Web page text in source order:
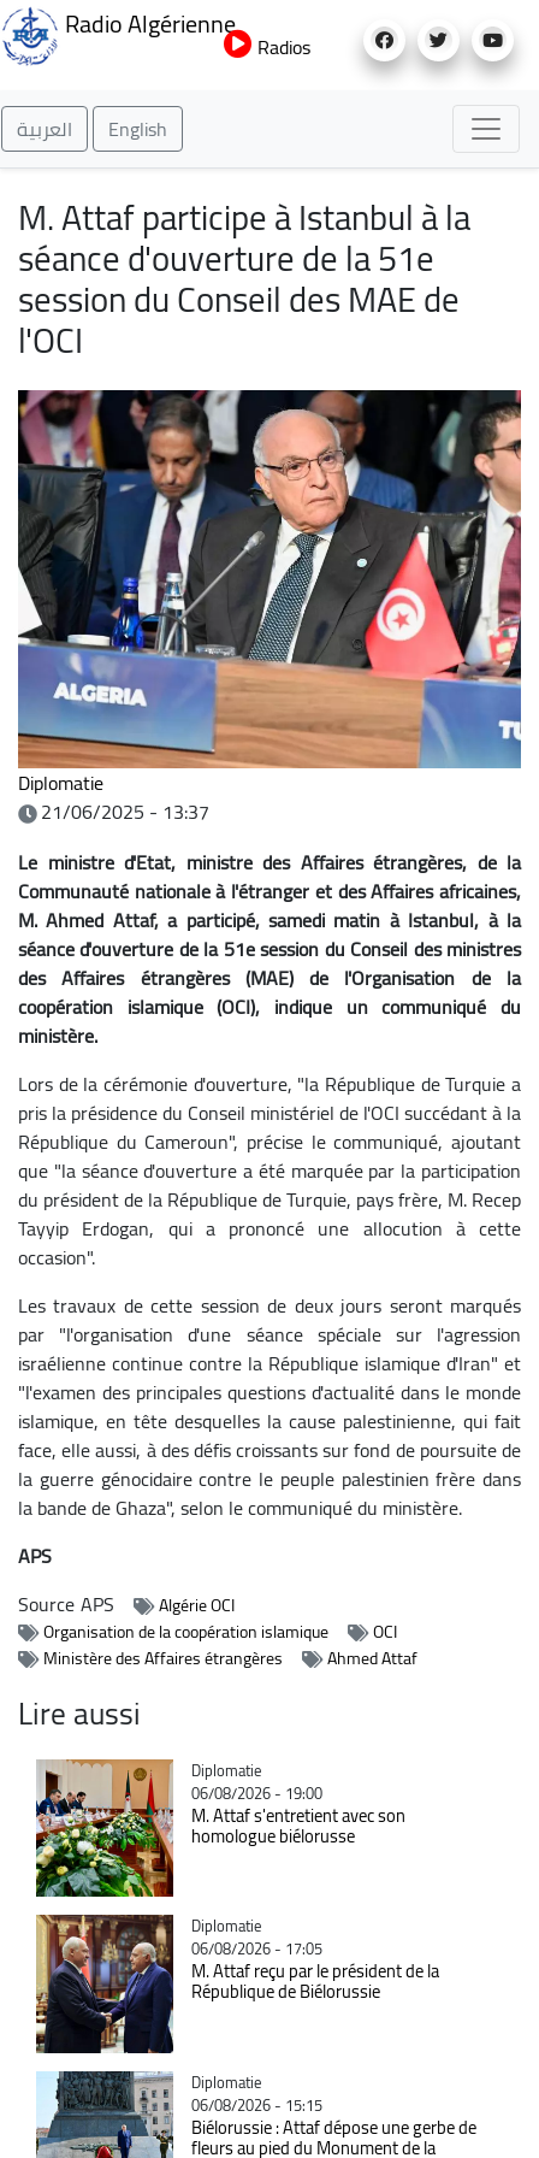
au
Radio Algérienne
Radios
العربية English
M. Attaf participe à Istanbul à la
séance d'ouverture de la 51e
session du Conseil des MAE de
l'OCI
Diplomatie
21/06/2025 - 13:37
Le ministre d'Etat, ministre des Affaires étrangères, de la
Communauté nationale à l'étranger et des Affaires africaines,
M. Ahmed Attaf, a participé, samedi matin à Istanbul, à la
séance d'ouverture de la 51e session du Conseil des ministres
des Affaires étrangères (MAE) de l'Organisation de la
coopération islamique (OCI), indique un communiqué du
ministère.
Lors de la cérémonie d'ouverture, "la République de Turquie a
pris la présidence du Conseil ministériel de l'OCI succédant à la
République du Cameroun", précise le communiqué, ajoutant
que "la séance d'ouverture a été marquée par la participation
du président de la République de Turquie, pays frère, M. Recep
Tayyip Erdogan, qui a prononcé une allocution à cette
occasion".
Les travaux de cette session de deux jours seront marqués
par "l'organisation d'une séance spéciale sur l'agression
israélienne continue contre la République islamique d'Iran" et
"l'examen des principales questions d'actualité dans le monde
islamique, en tête desquelles la cause palestinienne, qui fait
face, elle aussi, à des défis croissants sur fond de poursuite de
la guerre génocidaire contre le peuple palestinien frère dans
la bande de Ghaza", selon le communiqué du ministère.
APS
SourceAPS
Algérie OCI
Organisation de la coopération islamique
OCI
Ministère des Affaires étrangères
Ahmed Attaf
Lire aussi
Catégorie
Diplomatie
06/08/2026 - 19:00
M. Attaf s'entretient avec son
homologue biélorusse
Catégorie
Diplomatie
06/08/2026 - 17:05
M. Attaf reçu par le président de la
République de Biélorussie
Catégorie
Diplomatie
06/08/2026 - 15:15
Biélorussie : Attaf dépose une gerbe de
fleurs au pied du Monument de la